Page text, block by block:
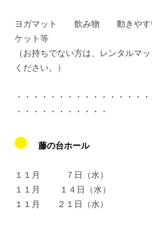
ヨガマット 飲み物 動きやす
ケット等
（お持ちでない方は、レンタルマ
ください。）
・・・・・・・・・・・・・・・
・・・・・・・・・・・
藤の台ホール
１１月 ７日（水）
１１月 １４日（水）
１１月 ２１日（水）